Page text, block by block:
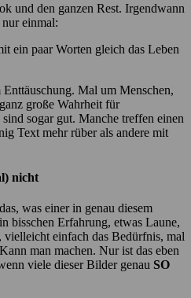
und den ganzen Rest. Irgendwann
einmal:
ein paar Worten gleich das Leben
Mal um Menschen,
große Wahrheit für
sogar gut. Manche treffen einen
Text mehr rüber als andere mit
nicht
was einer in genau diesem
bisschen Erfahrung, etwas Laune,
einfach das Bedürfnis, mal
man machen. Nur ist das eben
viele dieser Bilder genau SO